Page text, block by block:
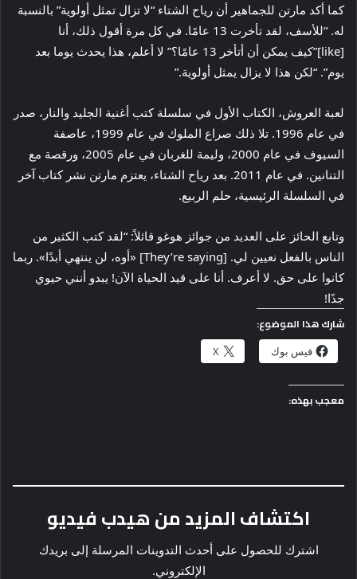
كما أكد مارتن للجماهير أن رياح الشتاء “لا تزال تمثل أولوية” بالنسبة
له. “للأسف، لقد تأخرت 13 عامًا. في كل مرة أقول ذلك، أنا
[like]”كيف يمكن أن أتأخر 13 عامًا؟” لا أعلم، هذا يحدث يوما بعد
يوم”. “لكن هذا لا يزال يمثل أولوية.”
لعبة العروش، الكتاب الأول في سلسلة كتب أغنية الجليد والنار، صدر
في عام 1996. تلا ذلك صراع الملوك في عام 1999، عاصفة
السيوف في عام 2000، وليمة للغربان في عام 2005، ورقصة مع
التنانين. في عام 2011. بعد رياح الشتاء، يعتزم مارتن نشر كتاب آخر
في السلسلة الرئيسية، حلم الربيع.
وتابع الحائز على العديد من جوائز هوغو قائلاً: “لقد كتب الكثير من
الناس بالفعل نعيين لي. [They’re saying] «أوه، لن ينتهي أبدًا». ربما
كانوا على حق. لا أعرف. أنا على قيد الحياة الآن! يبدو أنني حيوي
جدًا!
شارك هذا الموضوع:
فيس بوك X
معجب بهذه:
اكتشاف المزيد من هيدب فيديو
اشترك للحصول على أحدث التدوينات المرسلة إلى بريدك
الإلكتروني.